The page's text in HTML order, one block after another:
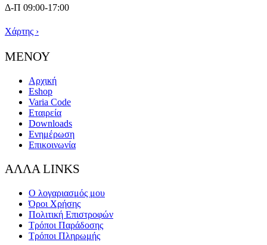
Δ-Π 09:00-17:00
Χάρτης ›
ΜΕΝΟΥ
Αρχική
Eshop
Varia Code
Εταιρεία
Downloads
Ενημέρωση
Επικοινωνία
ΑΛΛΑ LINKS
Ο λογαριασμός μου
Όροι Χρήσης
Πολιτική Επιστροφών
Τρόποι Παράδοσης
Τρόποι Πληρωμής